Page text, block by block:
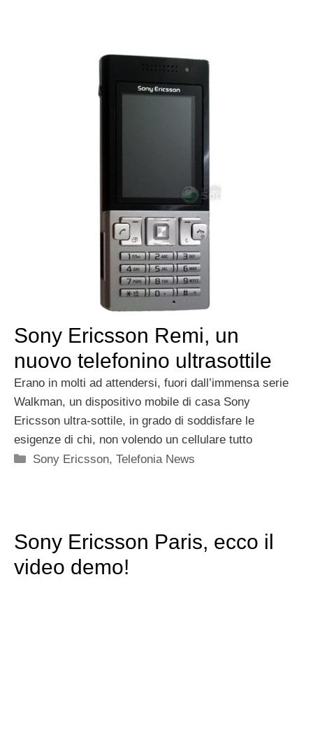
Sony Ericsson Remi, un
nuovo telefonino ultrasottile
Erano in molti ad attendersi, fuori dall’immensa serie
Walkman, un dispositivo mobile di casa Sony
Ericsson ultra-sottile, in grado di soddisfare le
esigenze di chi, non volendo un cellulare tutto
Categorie
Sony Ericsson,Telefonia News
Sony Ericsson Paris, ecco il
video demo!